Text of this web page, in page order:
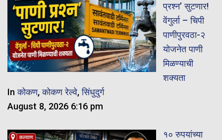
प्रश्न’ सुटणार!
वेंगुर्ला – चिपी
पाणीपुरवठा-२
योजनेत पाणी
मिळण्याची
शक्यता
Inकोकण,कोकण रेल्वे,सिंधुदुर्ग
August 8, 2026 6:16 pm
१० रुपयांच्या